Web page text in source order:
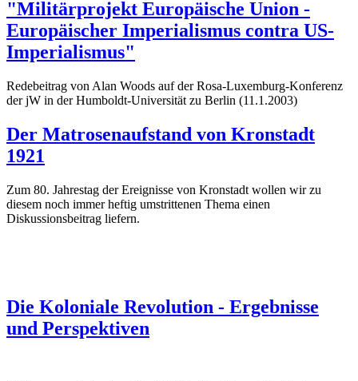
"Militärprojekt Europäische Union -
Europäischer Imperialismus contra US-
Imperialismus"
Redebeitrag von Alan Woods auf der Rosa-Luxemburg-Konferenz
der jW in der Humboldt-Universität zu Berlin (11.1.2003)
Der Matrosenaufstand von Kronstadt
1921
Zum 80. Jahrestag der Ereignisse von Kronstadt wollen wir zu
diesem noch immer heftig umstrittenen Thema einen
Diskussionsbeitrag liefern.
Die Koloniale Revolution - Ergebnisse
und Perspektiven